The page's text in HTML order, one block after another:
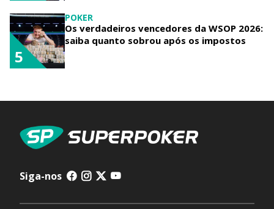
POKER
Os verdadeiros vencedores da WSOP 2026:
saiba quanto sobrou após os impostos
5
Siga-nos